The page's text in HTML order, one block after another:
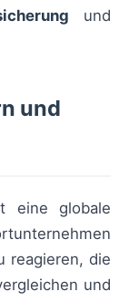
und
und
eine globale
reagieren, die
und